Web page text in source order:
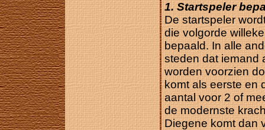
1. Startspeler
De startspeler
die volgorde
bepaald. In alle
steden dat iemand
worden voorzien
komt als eerste en
aantal voor 2 of
de modernste
Diegene komt dan